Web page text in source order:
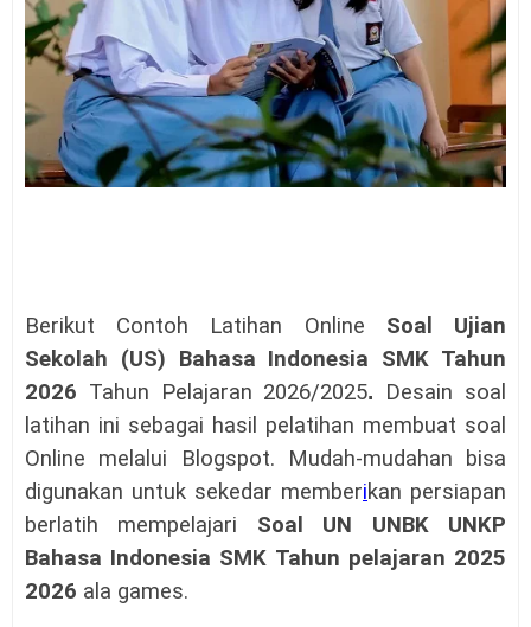
Berikut Contoh Latihan Online Soal Ujian
Sekolah (US) Bahasa Indonesia SMK Tahun
2026 Tahun Pelajaran 2026/2025. Desain soal
latihan ini sebagai hasil pelatihan membuat soal
Online melalui Blogspot. Mudah-mudahan bisa
digunakan untuk sekedar memberikan persiapan
berlatih mempelajari Soal UN UNBK UNKP
Bahasa Indonesia SMK Tahun pelajaran 2025
2026 ala games.